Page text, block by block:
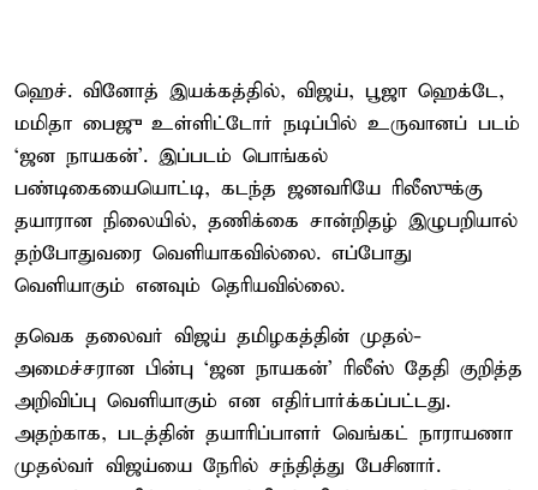
ஹெச். வினோத் இயக்கத்தில், விஜய், பூஜா ஹெக்டே,
மமிதா பைஜு உள்ளிட்டோர் நடிப்பில் உருவானப் படம்
‘ஜன நாயகன்’. இப்படம் பொங்கல்
பண்டிகையையொட்டி, கடந்த ஜனவரியே ரிலீஸுக்கு
தயாரான நிலையில், தணிக்கை சான்றிதழ் இழுபறியால்
தற்போதுவரை வெளியாகவில்லை. எப்போது
வெளியாகும் எனவும் தெரியவில்லை.
தவெக தலைவர் விஜய் தமிழகத்தின் முதல்-
அமைச்சரான பின்பு ‘ஜன நாயகன்’ ரிலீஸ் தேதி குறித்த
அறிவிப்பு வெளியாகும் என எதிர்பார்க்கப்பட்டது.
அதற்காக, படத்தின் தயாரிப்பாளர் வெங்கட் நாராயணா
முதல்வர் விஜய்யை நேரில் சந்தித்து பேசினார்.